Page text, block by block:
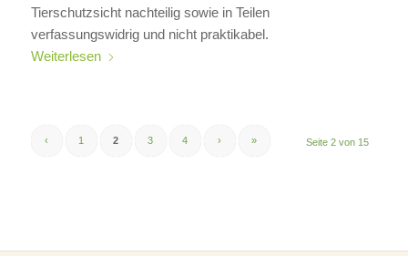
Tierschutzsicht nachteilig sowie in Teilen
verfassungswidrig und nicht praktikabel.
Weiterlesen
Seite 2 von 15
‹ 1 2 3 4 › »